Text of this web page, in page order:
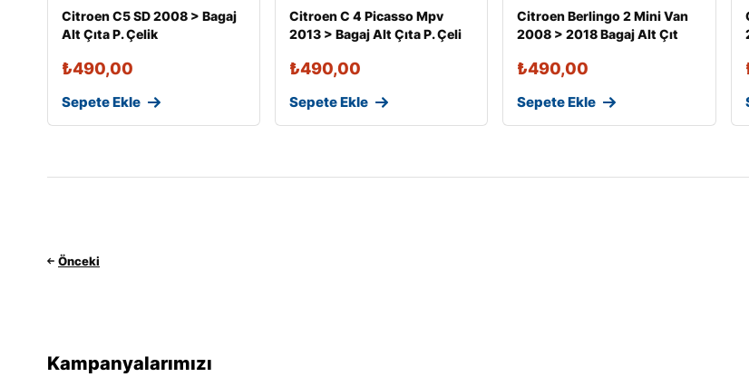
Citroen C5 SD 2008 > Bagaj
Alt Çıta P. Çelik
₺490,00
Sepete Ekle
Citroen C 4 Picasso Mpv
2013 > Bagaj Alt Çıta P. Çeli
₺490,00
Sepete Ekle
Citroen Berlingo 2 Mini Van
2008 > 2018 Bagaj Alt Çıt
₺490,00
Sepete Ekle
Önceki
Kampanyalarımızı